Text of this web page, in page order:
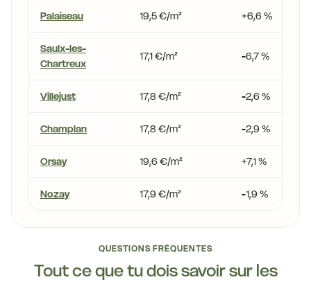
Palaiseau 19,5 €/m² +6,6 %
Saulx-les-
Chartreux
17,1 €/m² -6,7 %
Villejust 17,8 €/m² -2,6 %
Champlan 17,8 €/m² -2,9 %
Orsay 19,6 €/m² +7,1 %
Nozay 17,9 €/m² -1,9 %
QUESTIONS FRÉQUENTES
Tout ce que tu dois savoir sur les